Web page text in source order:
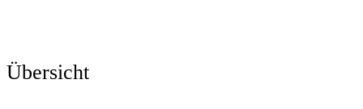
Übersicht